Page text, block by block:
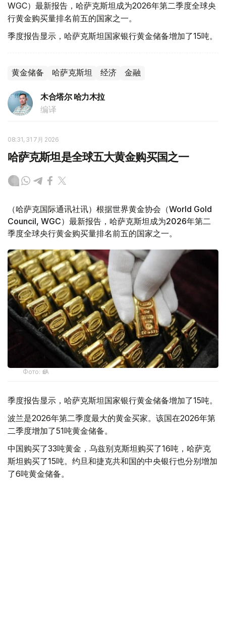
WGC）最新报告，哈萨克斯坦成为2026年第二季度全球央
行黄金购买量排名前五的国家之一。
季度报告显示，哈萨克斯坦国家银行黄金储备增加了15吨。
黄金储备 哈萨克斯坦 经济 金融
木合塔尔 哈力木拉
编译
08:31, 31 7月 2026
哈萨克斯坦是全球五大黄金购买国之一
（哈萨克国际通讯社讯）根据世界黄金协会（World Gold
Council, WGC）最新报告，哈萨克斯坦成为2026年第二
季度全球央行黄金购买量排名前五的国家之一。
Фото: ӨзА
季度报告显示，哈萨克斯坦国家银行黄金储备增加了15吨。
波兰是2026年第二季度最大的黄金买家。该国在2026年第
二季度增加了51吨黄金储备。
中国购买了33吨黄金，乌兹别克斯坦购买了16吨，哈萨克
斯坦购买了15吨。约旦和捷克共和国的中央银行也分别增加
了6吨黄金储备。